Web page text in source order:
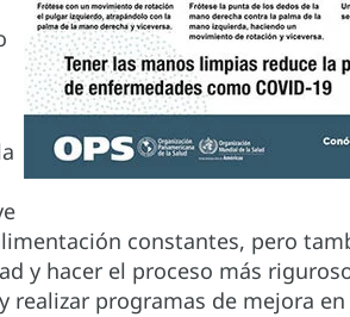
constantes, pero
y hacer el proceso más
realizar programas de mejora